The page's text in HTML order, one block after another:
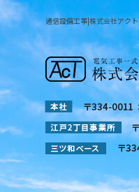
通信設備工事|株式会社アクト